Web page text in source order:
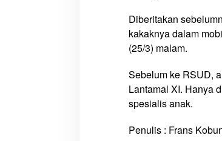
Diberitakan
kakaknya dalam
(25/3) malam.
Sebelum ke RSUD,
Lantamal XI. Hanya
spesialis anak.
Penulis : Frans